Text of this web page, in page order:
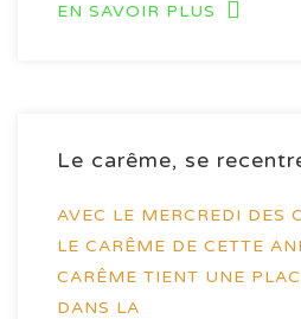
EN SAVOIR PLUS
Le carême, se
AVEC LE MERCREDI DES
LE CARÊME DE CETTE
CARÊME TIENT UNE
DANS LA